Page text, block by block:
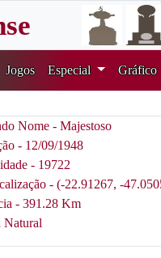
Jogos Especial Gráfico
Nome - Majestoso
- 12/09/1948
- 19722
- (-22.91267, -
- 391.28 Km
Natural